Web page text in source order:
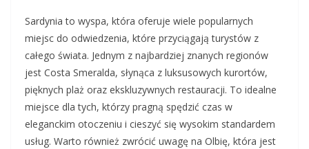
Sardynia to wyspa, która oferuje wiele popularnych
miejsc do odwiedzenia, które przyciągają turystów z
całego świata. Jednym z najbardziej znanych regionów
jest Costa Smeralda, słynąca z luksusowych kurortów,
pięknych plaż oraz ekskluzywnych restauracji. To idealne
miejsce dla tych, którzy pragną spędzić czas w
eleganckim otoczeniu i cieszyć się wysokim standardem
usług. Warto również zwrócić uwagę na Olbię, która jest